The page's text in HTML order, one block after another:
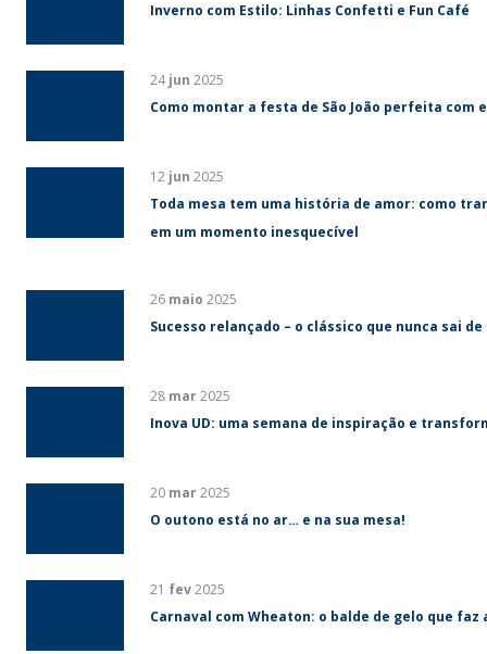
Inverno com Estilo: Linhas Confetti e Fun Café
24jun 2025
Como montar a festa de São João perfeita com
12 jun 2025
Toda mesa tem uma história de amor: como
em um momento inesquecível
26 maio 2025
Sucesso relançado – o clássico que nunca sai de
28 mar2025
Inova UD: uma semana de inspiração e
20 mar2025
O outono está no ar… e na sua mesa!
21 fev2025
Carnaval com Wheaton: o balde de gelo que